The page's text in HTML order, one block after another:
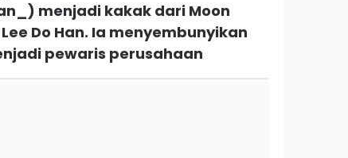
menjadi kakak dari Moon
Do Han. Ia menyembunyikan
pewaris perusahaan